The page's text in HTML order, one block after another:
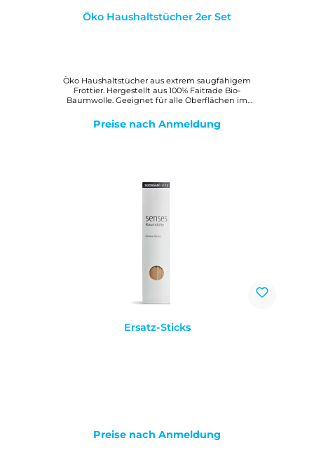
Öko Haushaltstücher 2er Set
Öko Haushaltstücher aus extrem saugfähigem
Frottier. Hergestellt aus 100% Faitrade Bio-
Baumwolle. Geeignet für alle Oberflächen im
vegan. Mit farbigen Fähnchen zur besseren
Differenzierung. Natürlich langlebig und hygienisch.
Preise nach Anmeldung
Ersatz-Sticks
Preise nach Anmeldung